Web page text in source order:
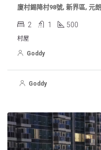
廈村錫降村98號, 新界區, 元朗
2 1 500
村屋
Goddy
Goddy